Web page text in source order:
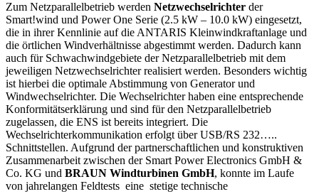
Zum Netzparallelbetrieb werden Netzwechselrichter der
Smart!wind und Power One Serie (2.5 kW – 10.0 kW) eingesetzt,
die in ihrer Kennlinie auf die ANTARIS Kleinwindkraftanlage und
die örtlichen Windverhältnisse abgestimmt werden. Dadurch kann
auch für Schwachwindgebiete der Netzparallelbetrieb mit dem
jeweiligen Netzwechselrichter realisiert werden. Besonders wichtig
ist hierbei die optimale Abstimmung von Generator und
Windwechselrichter. Die Wechselrichter haben eine entsprechende
Konformitätserklärung und sind für den Netzparallelbetrieb
zugelassen, die ENS ist bereits integriert. Die
Wechselrichterkommunikation erfolgt über USB/RS 232…..
Schnittstellen. Aufgrund der partnerschaftlichen und konstruktiven
Zusammenarbeit zwischen der Smart Power Electronics GmbH &
Co. KG und BRAUN Windturbinen GmbH, konnte im Laufe
von jahrelangen Feldtests eine stetige technische